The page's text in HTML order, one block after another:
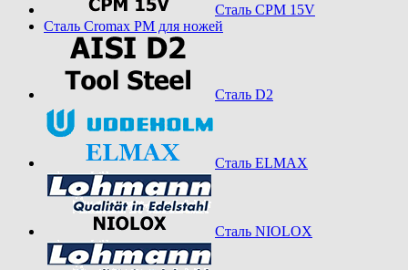
Сталь CPM 15V
Сталь Cromax PM для ножей
Сталь D2
Сталь ELMAX
Сталь NIOLOX